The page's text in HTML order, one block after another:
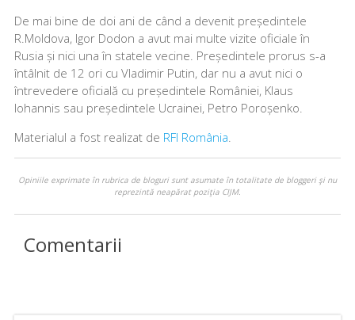
De mai bine de doi ani de când a devenit președintele
R.Moldova, Igor Dodon a avut mai multe vizite oficiale în
Rusia și nici una în statele vecine. Președintele prorus s-a
întâlnit de 12 ori cu Vladimir Putin, dar nu a avut nici o
întrevedere oficială cu președintele României, Klaus
Iohannis sau președintele Ucrainei, Petro Poroșenko.
Materialul a fost realizat de RFI România
Opiniile exprimate în rubrica de bloguri sunt asumate în totalitate de bloggeri şi nu
reprezintă neapărat poziţia CIJM.
Comentarii